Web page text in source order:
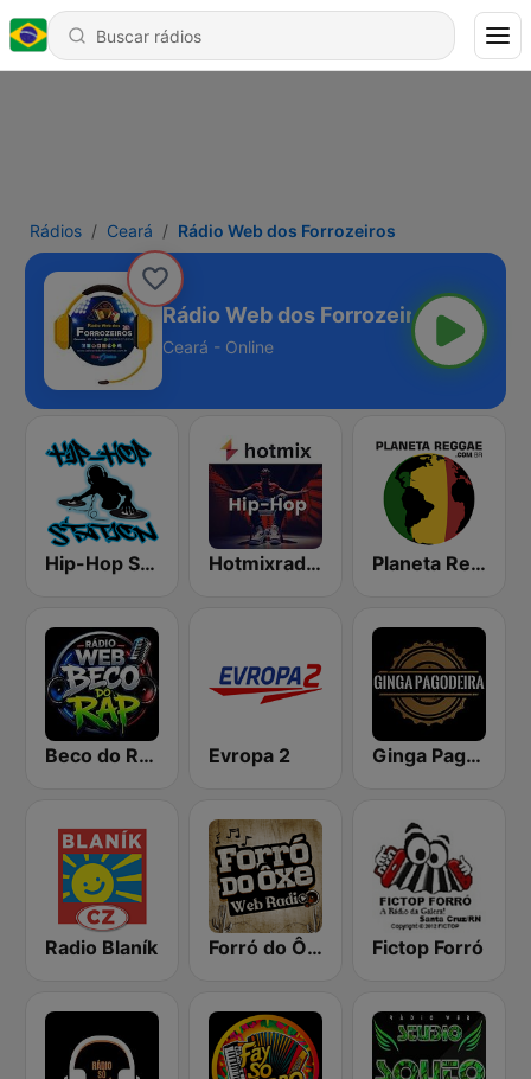
Rádios Ceará Rádio Web dos Forrozeiros
Rádio Web dos Forrozeiros
Ceará - Online
Hip-Hop Station Hotmixradio Hip Hop Planeta Reggae
Beco do Rap Evropa 2 Ginga Pagodeira
Radio Blaník Forró do Ôxe Web Rádio Fictop Forró